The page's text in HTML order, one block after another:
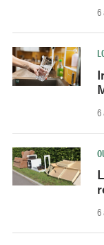
6
6
6